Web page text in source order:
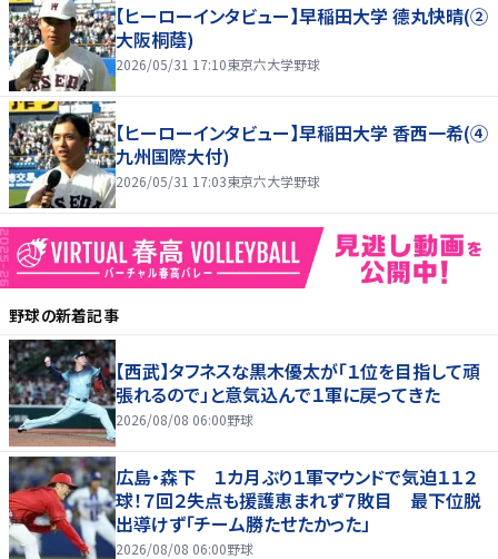
【ヒーローインタビュー】早稲田大学 德丸快晴(②
大阪桐蔭)
2026/05/31 17:10東京六大学野球
【ヒーローインタビュー】早稲田大学 香西一希(④
九州国際大付)
2026/05/31 17:03東京六大学野球
野球の新着記事
【西武】タフネスな黒木優太が「１位を目指して頑
張れるので」と意気込んで１軍に戻ってきた
2026/08/08 06:00野球
広島・森下 １カ月ぶり１軍マウンドで気迫１１２
球！７回２失点も援護恵まれず７敗目 最下位脱
出導けず「チーム勝たせたかった」
2026/08/08 06:00野球